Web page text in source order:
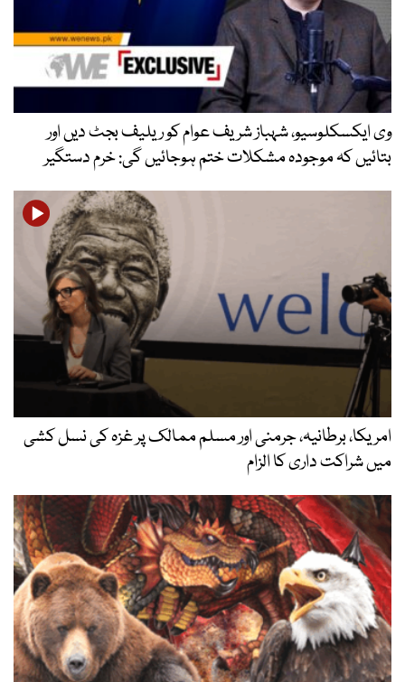
وی ایکسکلوسیو، شہباز شریف عوام کو ریلیف بجٹ دیں اور
بتائیں کہ موجودہ مشکلات ختم ہوجائیں گی: خرم دستگیر
امریکا، برطانیہ، جرمنی اور مسلم ممالک پر غزہ کی نسل کشی
میں شراکت داری کا الزام